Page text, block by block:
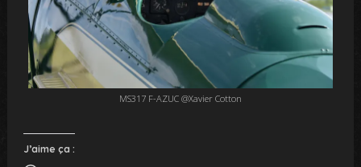
MS317 F-AZUC @Xavier Cotton
J’aime ça :